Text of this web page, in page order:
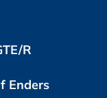
R
Enders